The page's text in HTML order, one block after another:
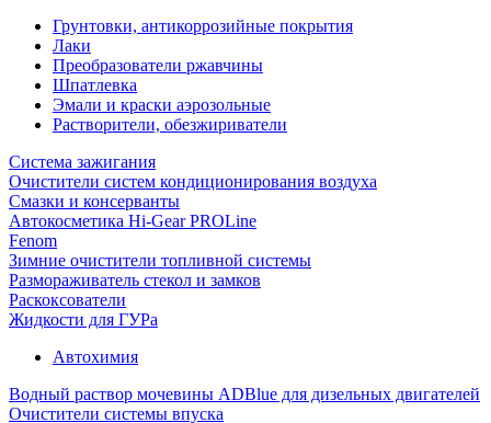
Грунтовки, антикоррозийные покрытия
Лаки
Преобразователи ржавчины
Шпатлевка
Эмали и краски аэрозольные
Растворители, обезжириватели
Система зажигания
Очистители систем кондиционирования воздуха
Смазки и консерванты
Автокосметика Hi-Gear PROLine
Fenom
Зимние очистители топливной системы
Размораживатель стекол и замков
Раскоксователи
Жидкости для ГУРа
Автохимия
Водный раствор мочевины ADBlue для дизельных двигателей
Очистители системы впуска